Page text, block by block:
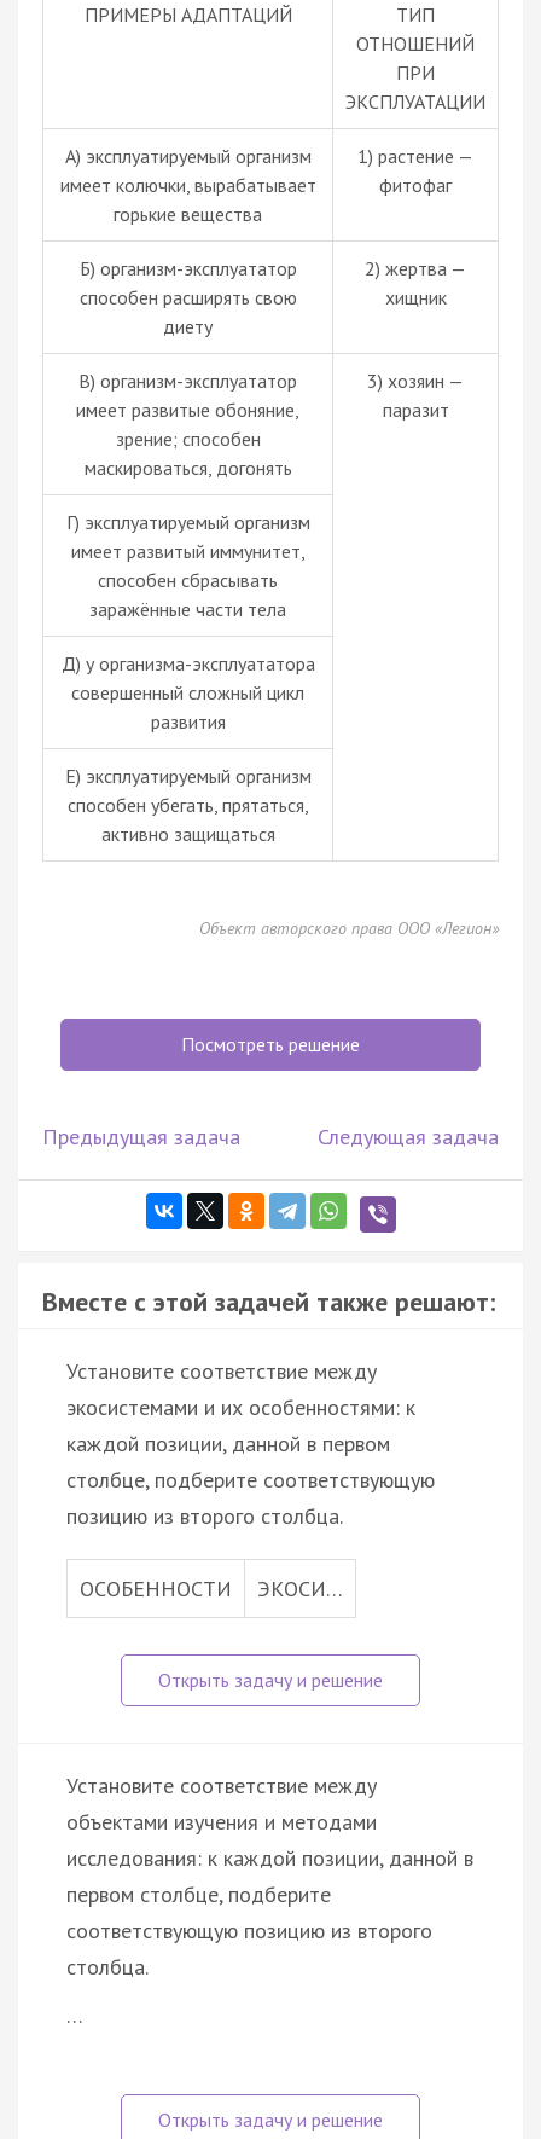
ПРИМЕРЫ АДАПТАЦИЙ
ТИП
ОТНОШЕНИЙ
ПРИ
ЭКСПЛУАТАЦИИ
А) эксплуатируемый организм
имеет колючки, вырабатывает
горькие вещества
1) растение —
фитофаг
Б) организм-эксплуататор
способен расширять свою
диету
2) жертва —
хищник
В) организм-эксплуататор
имеет развитые обоняние,
зрение; способен
маскироваться, догонять
3) хозяин —
паразит
Г) эксплуатируемый организм
имеет развитый иммунитет
способен сбрасывать
заражённые части тела
Д) у организма-эксплуататора
совершенный сложный цикл
развития
Е) эксплуатируемый организм
способен убегать, прятаться,
активно защищаться
Объект авторского права ООО «Легион»
Посмотреть решение
Предыдущая задача Следующая задача
Вместе с этой задачей также решают:
Установите соответствие между
экосистемами и их особенностями: к
каждой позиции, данной в первом
столбце, подберите соответствующую
позицию из второго столбца.
ОСОБЕННОСТИ ЭКОСИ…
Установите соответствие между
объектами изучения и методами
исследования: к каждой позиции, данной в
первом столбце, подберите
соответствующую позицию из второго
столбца.
…